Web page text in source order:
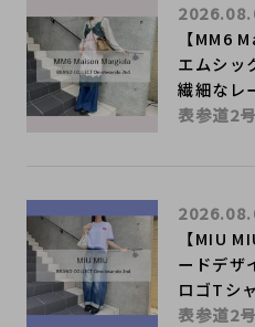
【MM6
エムシッ
繊細なレ
表参道2
【MIU
ードデザ
ロゴTシ
表参道2